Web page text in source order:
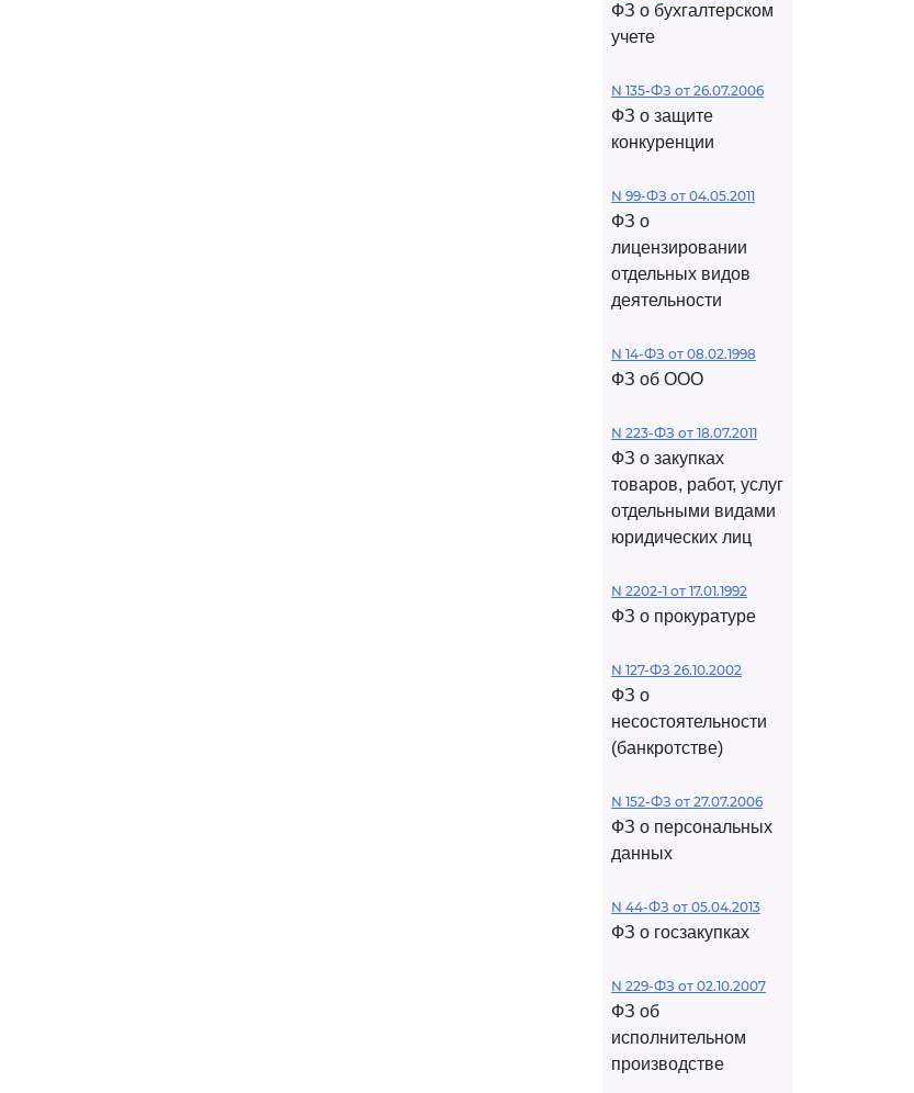
ФЗ о бухгалтерском
учете
N 135-ФЗ от 26.07.2006
ФЗ о защите
конкуренции
N 99-ФЗ от 04.05.2011
ФЗ о
лицензировании
отдельных видов
деятельности
N 14-ФЗ от 08.02.1998
ФЗ об ООО
N 223-ФЗ от 18.07.2011
ФЗ о закупках
товаров, работ, услуг
отдельными видами
юридических лиц
N 2202-1 от 17.01.1992
ФЗ о прокуратуре
N 127-ФЗ 26.10.2002
ФЗ о
несостоятельности
(банкротстве)
N 152-ФЗ от 27.07.2006
ФЗ о персональных
данных
N 44-ФЗ от 05.04.2013
ФЗ о госзакупках
N 229-ФЗ от 02.10.2007
ФЗ об
исполнительном
производстве